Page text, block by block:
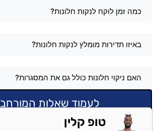
כמה זמן לוקח לנקות חלונות?
באיזו תדירות מומלץ לנקות חלונות?
האם ניקוי חלונות כולל גם את המסגרות?
לעמוד שאלות המורחב
טופ קלין